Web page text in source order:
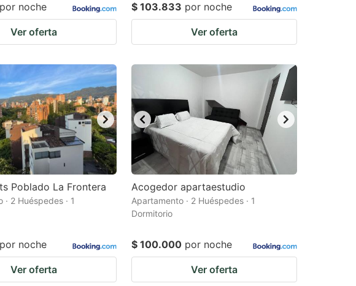
por noche
Ver oferta
$ 103.833 por noche
Ver oferta
Poblado La Frontera
2 Huéspedes · 1
por noche
Ver oferta
Acogedor apartaestudio
Apartamento · 2 Huéspedes · 1
Dormitorio
$ 100.000 por noche
Ver oferta